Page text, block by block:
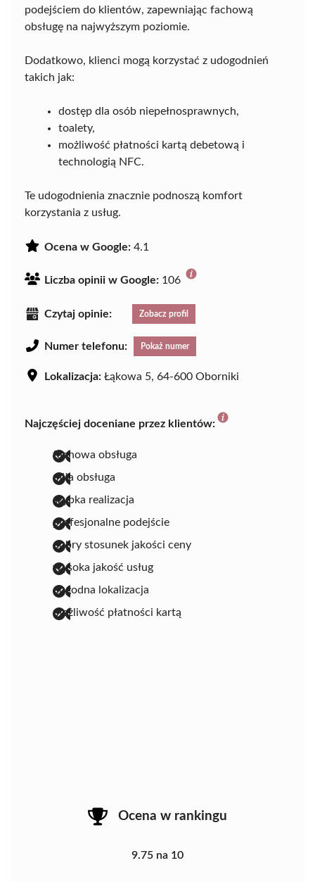
podejściem do klientów, zapewniając fachową
obsługę na najwyższym poziomie.
Dodatkowo, klienci mogą korzystać z udogodnień
takich jak:
dostęp dla osób niepełnosprawnych,
toalety,
możliwość płatności kartą debetową i
technologią NFC.
Te udogodnienia znacznie podnoszą komfort
korzystania z usług.
Ocena w Google: 4.1
Liczba opinii w Google: 106
Czytaj opinie: Zobacz profil
Numer telefonu: Pokaż numer
Lokalizacja: Łąkowa 5, 64-600 Oborniki
Najczęściej doceniane przez klientów:
fachowa obsługa
miła obsługa
szybka realizacja
profesjonalne podejście
dobry stosunek jakości ceny
wysoka jakość usług
dogodna lokalizacja
możliwość płatności kartą
Ocena w rankingu
9.75 na 10